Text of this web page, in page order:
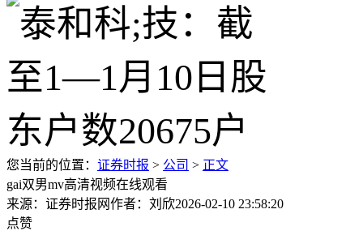
您当前的位置： 证券时报 > 公司 > 正文
gai双男mv高清视频在线观看
来源：证券时报网作者：刘欣2026-02-10 23:58:20
点赞